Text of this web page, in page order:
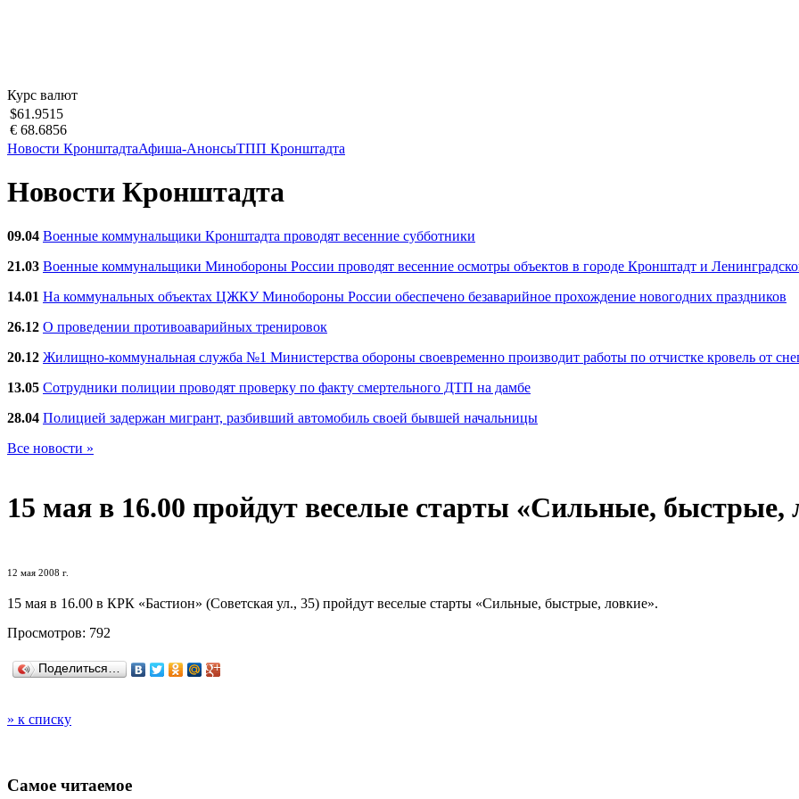
Курс валют
$61.9515
€ 68.6856
Новости КронштадтаАфиша-АнонсыТПП Кронштадта
Новости Кронштадта
09.04 Военные коммунальщики Кронштадта проводят весенние субботники
21.03 Военные коммунальщики Минобороны России проводят весенние осмотры объектов в городе Кронштадт и
14.01 На коммунальных объектах ЦЖКУ Минобороны России обеспечено безаварийное прохождение новогодних праздников
26.12 О проведении противоаварийных тренировок
20.12 Жилищно-коммунальная служба №1 Министерства обороны своевременно производит работы по отчистке кровель от
13.05 Сотрудники полиции проводят проверку по факту смертельного ДТП на дамбе
28.04 Полицией задержан мигрант, разбивший автомобиль своей бывшей начальницы
Все новости »
15 мая в 16.00 пройдут веселые старты «Сильные, быстрые,
12 мая 2008 г.
15 мая в 16.00 в КРК «Бастион» (Советская ул., 35) пройдут веселые старты «Сильные, быстрые, ловкие».
Просмотров: 792
Поделиться…
» к списку
Самое читаемое